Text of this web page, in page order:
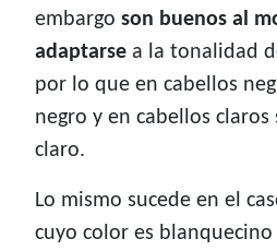
embargo son buenos al
adaptarse a la tonalidad
por lo que en cabellos
negro y en cabellos claros
claro.
Lo mismo sucede en el
cuyo color es